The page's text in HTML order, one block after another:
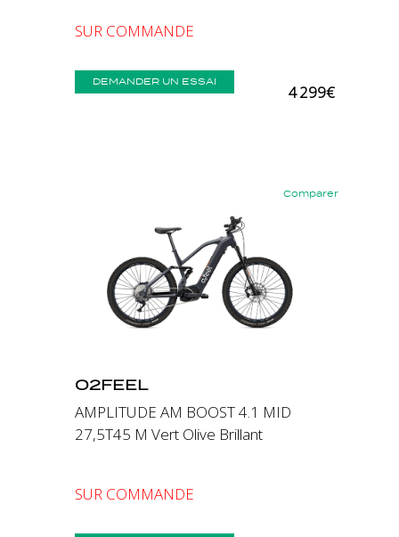
SUR COMMANDE
DEMANDER UN ESSAI
4 299€
Comparer
Précédent
O2FEEL
AMPLITUDE AM BOOST 4.1 MID
27,5T45 M Vert Olive Brillant
SUR COMMANDE